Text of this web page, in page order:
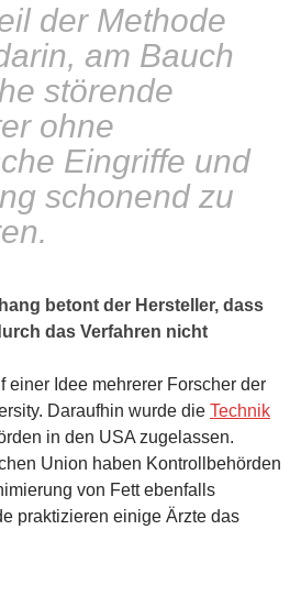
der Methode
am Bauch
störende
ohne
Eingriffe und
schonend zu
betont der Hersteller, dass
das Verfahren nicht
einer Idee mehrerer Forscher der
Daraufhin wurde die Technik
in den USA zugelassen.
Union haben Kontrollbehörden
von Fett ebenfalls
praktizieren einige Ärzte das